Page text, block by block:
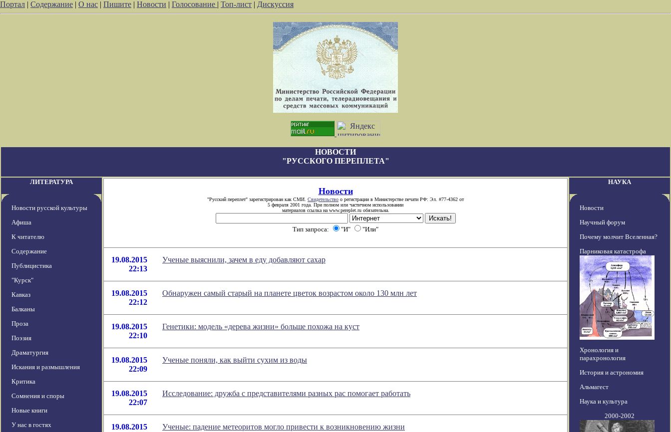
Портал | Содержание | О нас | Пишите | Новости | Голосование | Топ-лист | Дискуссия
НОВОСТИ
"РУССКОГО ПЕРЕПЛЕТА"
ЛИТЕРАТУРА
Новости русской культуры
Афиша
К читателю
Содержание
Публицистика
"Курск"
Кавказ
Балканы
Проза
Поэзия
Драматургия
Искания и размышления
Критика
Сомнения и споры
Новые книги
У нас в гостях
Новости
"Русский переплет" зарегистрирован как СМИ. Свидетельство о регистрации в Министерстве печати РФ: Эл. #77-4362 от
5 февраля 2001 года. При полном или частичном использовании
материалов ссылка на www.pereplet.ru обязательна.
Тип запроса: "И" "Или"
19.08.2015
22:13
Ученые выяснили, зачем в еду добавляют сахар
19.08.2015
22:12
Обнаружен самый старый на планете цветок возрастом около 130 млн лет
19.08.2015
22:10
Генетики: модель «дерева жизни» больше похожа на куст
19.08.2015
22:09
Ученые поняли, как выйти сухим из воды
19.08.2015
22:07
Исследование: дружба с представителями разных рас помогает работать
19.08.2015
Ученые: падение метеоритов могло привести к возникновению жизни
НАУКА
Новости
Научный форум
Почему молчит Вселенная?
Парниковая катастрофа
Хронология и
парахронология
История и астрономия
Альмагест
Наука и культура
2000-2002